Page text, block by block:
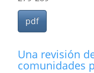
pdf
Una revisión
comunidades